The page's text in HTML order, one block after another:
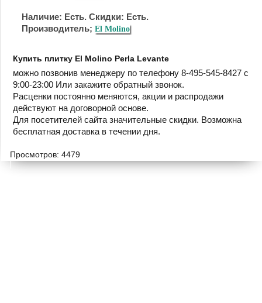
Наличие: Есть. Скидки: Есть.
Производитель; El Molino
Купить плитку El Molino Perla Levante
можно позвонив менеджеру по телефону 8-495-545-8427 с
9:00-23:00 Или закажите обратный звонок.
Расценки постоянно меняются, акции и распродажи
действуют на договорной основе.
Для посетителей сайта значительные скидки. Возможна
бесплатная доставка в течении дня.
Просмотров: 4479